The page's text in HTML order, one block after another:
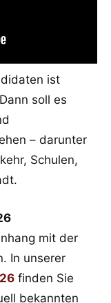
ist
soll es
– darunter
Schulen,
mit der
In unserer
finden Sie
bekannten